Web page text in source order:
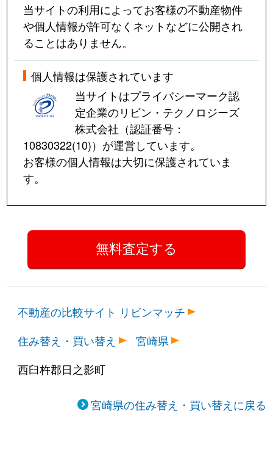
当サイトの利用によってお客様の不動産物件
や個人情報が許可なくネットなどに公開され
ることはありません。
個人情報は保護されています
当サイトはプライバシーマーク認
定企業のリビン・テクノロジーズ
株式会社（認証番号：
10830322(10)）が運営しています。
お客様の個人情報は大切に保護されていま
す。
不動産の比較サイト リビンマッチ
住み替え・買い替え
宮崎県
西臼杵郡日之影町
宮崎県の住み替え・買い替えに戻る